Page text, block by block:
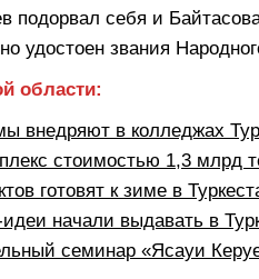
подорвал себя и
удостоен звания
области:
внедряют в колледжах
стоимостью 1,3 млрд
готовят к зиме в
начали выдавать в
семинар «Ясауи